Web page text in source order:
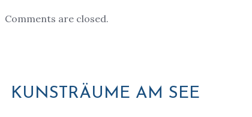
Comments are closed.
KUNSTRÄUME AM SEE